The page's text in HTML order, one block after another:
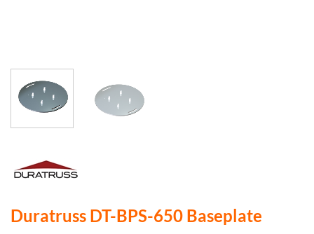
Duratruss DT-BPS-650 Baseplate